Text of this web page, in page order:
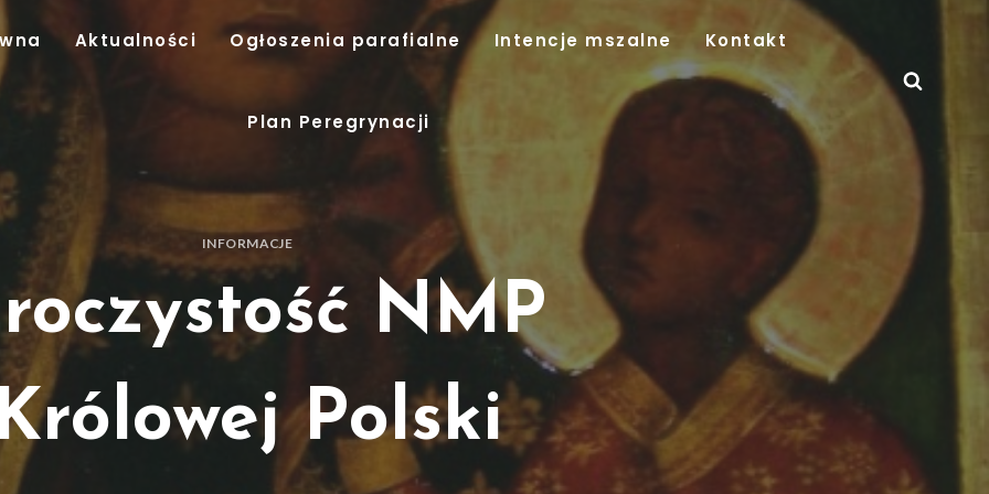
Aktualności Ogłoszenia parafialne Intencje mszalne Kontakt
Plan Peregrynacji
INFORMACJE
NMP
Królowej Polski